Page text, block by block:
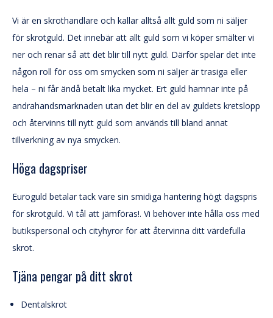
Vi är en skrothandlare och kallar alltså allt guld som ni säljer
för skrotguld. Det innebär att allt guld som vi köper smälter vi
ner och renar så att det blir till nytt guld. Därför spelar det inte
någon roll för oss om smycken som ni säljer är trasiga eller
hela – ni får ändå betalt lika mycket. Ert guld hamnar inte på
andrahandsmarknaden utan det blir en del av guldets kretslopp
och återvinns till nytt guld som används till bland annat
tillverkning av nya smycken.
Höga dagspriser
Euroguld betalar tack vare sin smidiga hantering högt dagspris
för skrotguld. Vi tål att jämföras!. Vi behöver inte hålla oss med
butikspersonal och cityhyror för att återvinna ditt värdefulla
skrot.
Tjäna pengar på ditt skrot
Dentalskrot